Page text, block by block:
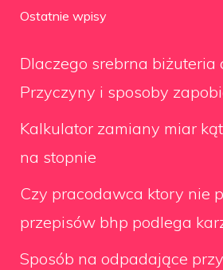
Ostatnie wpisy
Dlaczego srebrna biżuteria
Przyczyny i sposoby
Kalkulator zamiany miar
na stopnie
Czy pracodawca ktory nie
przepisów bhp podlega
Sposób na odpadające